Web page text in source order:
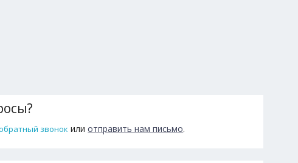
звонок илиотправить нам письмо.